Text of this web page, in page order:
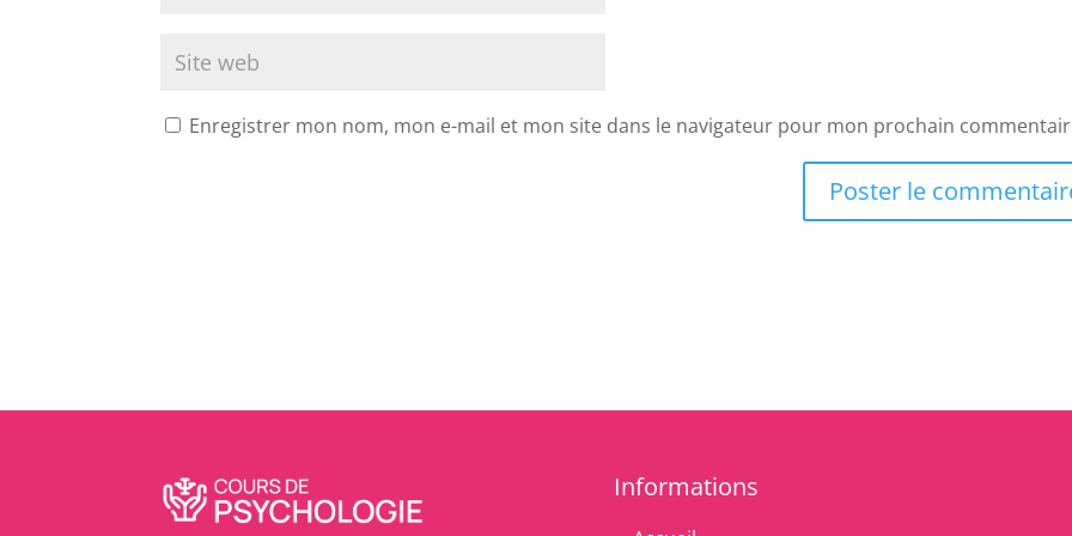
Enregistrer mon nom, mon e-mail et mon site dans le navigateur pour mon prochain
Informations